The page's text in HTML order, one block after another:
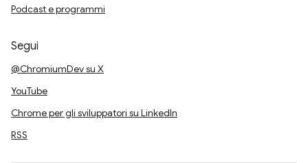
Podcast e programmi
Segui
@ChromiumDev su X
YouTube
Chrome per gli sviluppatori su LinkedIn
RSS